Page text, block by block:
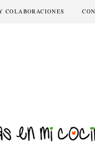
COLABORACIONES